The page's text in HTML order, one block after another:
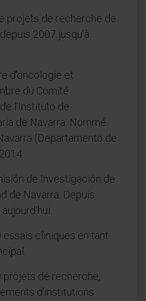
projets de recherche de
2007 jusqu’à
d’oncologie et
du Comité
l’Instituto de
de Navarra. Nommé
(Departamento de
de Investigación de
de Navarra. Depuis
essais cliniques en tant
projets de recherche,
d’institutions